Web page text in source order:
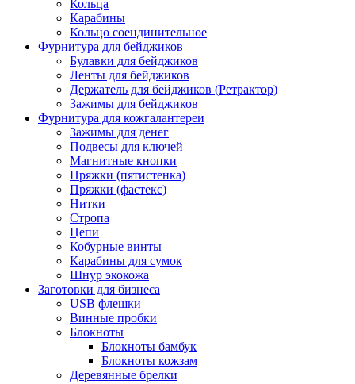
Кольца
Карабины
Кольцо соендинительное
Фурнитура для бейджиков
Булавки для бейджиков
Ленты для бейджиков
Держатель для бейджиков (Ретрактор)
Зажимы для бейджиков
Фурнитура для кожгалантереи
Зажимы для денег
Подвесы для ключей
Магнитные кнопки
Пряжки (пятистенка)
Пряжки (фастекс)
Нитки
Стропа
Цепи
Кобурные винты
Карабины для сумок
Шнур экокожа
Заготовки для бизнеса
USB флешки
Винные пробки
Блокноты
Блокноты бамбук
Блокноты кожзам
Деревянные брелки